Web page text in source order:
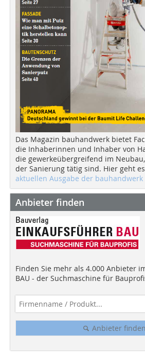
Das Magazin bauhandwerk bietet
die Inhaberinnen und Inhaber von
die gewerkeübergreifend im
der Sanierung tätig sind. Hier geht
aktuellen Ausgabe der bauhandwerk
Anbieter finden
Finden Sie mehr als 4.000 Anbieter im
BAU - der Suchmaschine für
Anbieter